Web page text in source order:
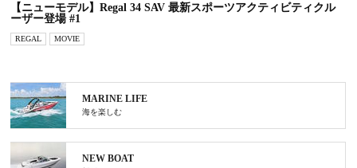
【ニューモデル】Regal 34 SAV 最新スポーツアクティビティクル
ーザー登場 #1
REGAL MOVIE
MARINE LIFE
海を楽しむ
NEW BOAT